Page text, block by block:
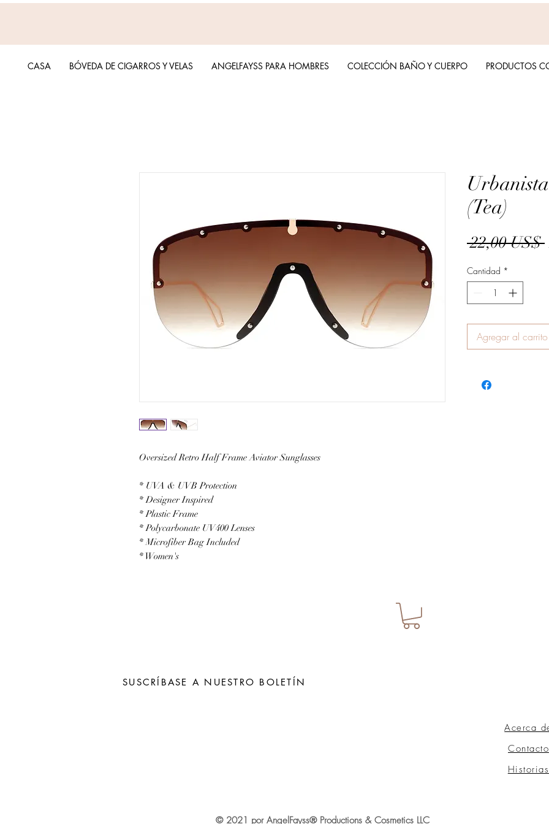
Oversized Retro Half Frame Aviator Sunglasses
* UVA & UVB Protection
* Designer Inspired
* Plastic Frame
* Polycarbonate UV400 Lenses
* Microfiber Bag Included
* Women's
(Tea)
22,00 US$
Cantidad *
Agregar al carrito
CASA BÓVEDA DE CIGARROS Y VELAS ANGELFAYSS PARA HOMBRES COLECCIÓN BAÑO Y CUERPO PRODUCTOS
SUSCRÍBASE A NUESTRO BOLETÍN
Acerca
Contacto
Historias
© 2021 por AngelFayss® Productions & Cosmetics LLC